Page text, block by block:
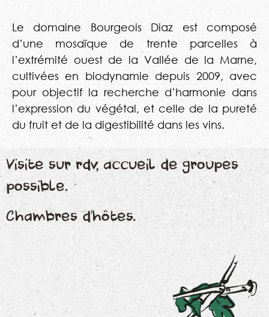
Le domaine Bourgeois Diaz est composé
d’une mosaïque de trente parcelles à
l’extrémité ouest de la Vallée de la Marne,
cultivées en biodynamie depuis 2009, avec
pour objectif la recherche d’harmonie dans
l’expression du végétal, et celle de la pureté
du fruit et de la digestibilité dans les vins.
Visite sur rdv, accueil de groupes
possible.
Chambres d’hôtes.